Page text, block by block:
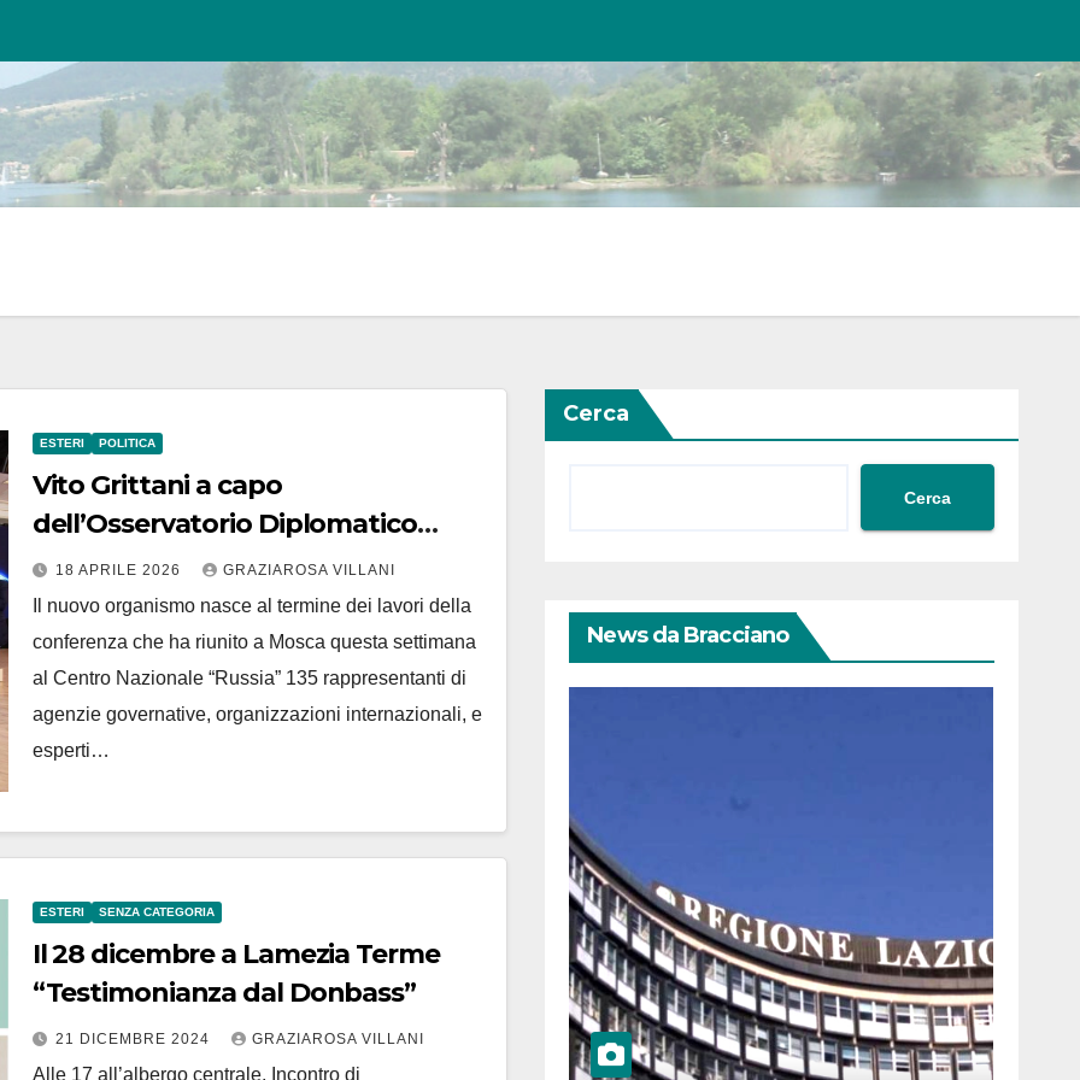
ESTERI POLITICA
Vito Grittani a capo
dell’Osservatorio Diplomatico
Internazionale nominato al
termine di una importante
conferenza a Mosca presidente
dell’Associazione Internazionale di
Esperti Politici ed Elettorali
18 APRILE 2026 GRAZIAROSA VILLANI
Il nuovo organismo nasce al termine dei lavori della
conferenza che ha riunito a Mosca questa settimana
al Centro Nazionale “Russia” 135 rappresentanti di
agenzie governative, organizzazioni internazionali, e
esperti…
ESTERI SENZA CATEGORIA
Il 28 dicembre a Lamezia Terme
“Testimonianza dal Donbass”
21 DICEMBRE 2024 GRAZIAROSA VILLANI
Alle 17 all’albergo centrale. Incontro di
Cerca
Cerca
News da Bracciano